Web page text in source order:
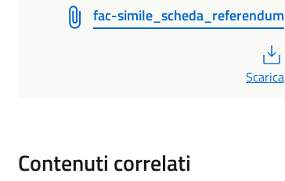
fac-simile_scheda_referendum
Scarica
Contenuti correlati